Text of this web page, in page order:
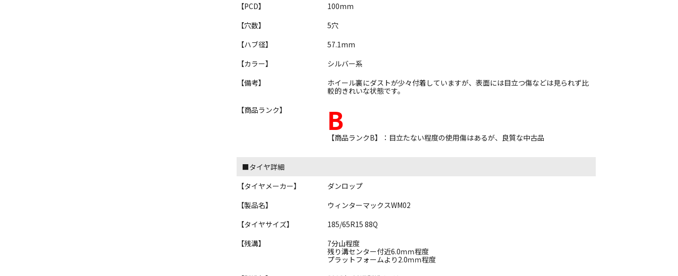
【PCD】
100mm
【穴数】
5穴
【ハブ径】
57.1mm
【カラー】
シルバー系
【備考】
ホイール裏にダストが少々付着していますが、表面には目立つ傷などは見られず比
較的きれいな状態です。
【商品ランク】
B
【商品ランクB】：目立たない程度の使用傷はあるが、良質な中古品
■タイヤ詳細
【タイヤメーカー】
ダンロップ
【製品名】
ウィンターマックスWM02
【タイヤサイズ】
185/65R15 88Q
【残溝】
7分山程度
残り溝センター付近6.0ｍｍ程度
プラットフォームより2.0ｍｍ程度